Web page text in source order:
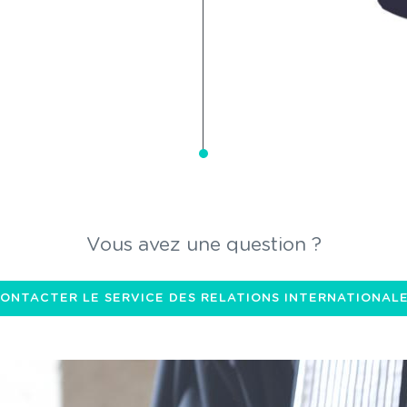
Vous avez une question ?
LE SERVICE DES RELATIONS